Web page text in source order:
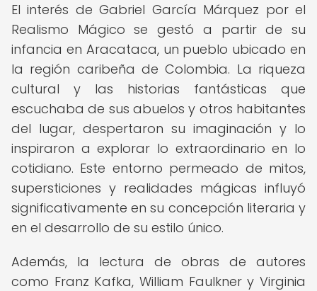
El interés de Gabriel García Márquez por el
Realismo Mágico se gestó a partir de su
infancia en Aracataca, un pueblo ubicado en
la región caribeña de Colombia. La riqueza
cultural y las historias fantásticas que
escuchaba de sus abuelos y otros habitantes
del lugar, despertaron su imaginación y lo
inspiraron a explorar lo extraordinario en lo
cotidiano. Este entorno permeado de mitos,
supersticiones y realidades mágicas influyó
significativamente en su concepción literaria y
en el desarrollo de su estilo único.
Además, la lectura de obras de autores
como Franz Kafka, William Faulkner y Virginia